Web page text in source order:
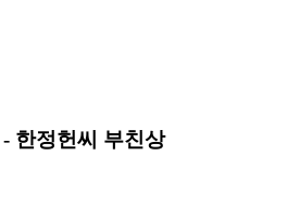
한정헌씨 부친상